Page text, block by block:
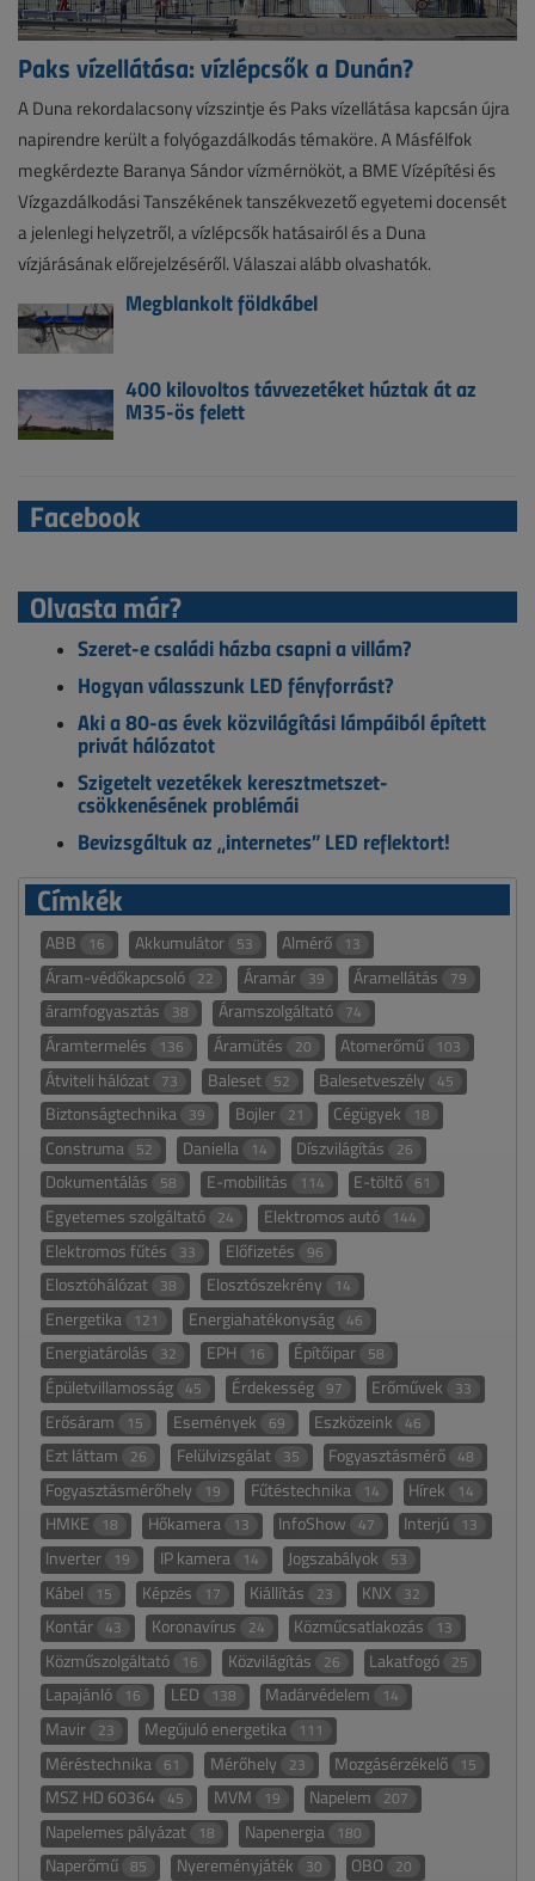
Paks vízellátása: vízlépcsők a Dunán?
A Duna rekordalacsony vízszintje és Paks vízellátása kapcsán újra
napirendre került a folyógazdálkodás témaköre. A Másfélfok
megkérdezte Baranya Sándor vízmérnököt, a BME Vízépítési és
Vízgazdálkodási Tanszékének tanszékvezető egyetemi docensét
a jelenlegi helyzetről, a vízlépcsők hatásairól és a Duna
vízjárásának előrejelzéséről. Válaszai alább olvashatók.
Megblankolt földkábel
400 kilovoltos távvezetéket húztak át az
M35-ös felett
Facebook
Olvasta már?
Szeret-e családi házba csapni a villám?
Hogyan válasszunk LED fényforrást?
Aki a 80-as évek közvilágítási lámpáiból épített
privát hálózatot
Szigetelt vezetékek keresztmetszet-
csökkenésének problémái
Bevizsgáltuk az „internetes” LED reflektort!
Címkék
ABB 16 Akkumulátor 53 Almérő 13
Áram-védőkapcsoló 22 Áramár 39 Áramellátás 79
áramfogyasztás 38 Áramszolgáltató 74
Áramtermelés 136 Áramütés 20 Atomerőmű 103
Átviteli hálózat 73 Baleset 52 Balesetveszély 45
Biztonságtechnika 39 Bojler 21 Cégügyek 18
Construma 52 Daniella 14 Díszvilágítás 26
Dokumentálás 58 E-mobilitás 114 E-töltő 61
Egyetemes szolgáltató 24 Elektromos autó 144
Elektromos fűtés 33 Előfizetés 96
Elosztóhálózat 38 Elosztószekrény 14
Energetika 121 Energiahatékonyság 46
Energiatárolás 32 EPH 16 Építőipar 58
Épületvillamosság 45 Érdekesség 97 Erőművek 33
Erősáram 15 Események 69 Eszközeink 46
Ezt láttam 26 Felülvizsgálat 35 Fogyasztásmérő 48
Fogyasztásmérőhely 19 Fűtéstechnika 14 Hírek 14
HMKE 18 Hőkamera 13 InfoShow 47 Interjú 13
Inverter 19 IP kamera 14 Jogszabályok 53
Kábel 15 Képzés 17 Kiállítás 23 KNX 32
Kontár 43 Koronavírus 24 Közműcsatlakozás 13
Közműszolgáltató 16 Közvilágítás 26 Lakatfogó 25
Lapajánló 16 LED 138 Madárvédelem 14
Mavir 23 Megújuló energetika 111
Méréstechnika 61 Mérőhely 23 Mozgásérzékelő 15
MSZ HD 60364 45 MVM 19 Napelem 207
Napelemes pályázat 18 Napenergia 180
Naperőmű 85 Nyereményjáték 30 OBO 20